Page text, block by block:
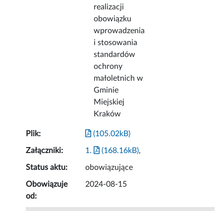
realizacji
obowiązku
wprowadzenia
i stosowania
standardów
ochrony
małoletnich w
Gminie
Miejskiej
Kraków
Plik: (105.02kB)
Załączniki: 1. (168.16kB),
Status aktu: obowiązujące
Obowiązuje
od:
2024-08-15